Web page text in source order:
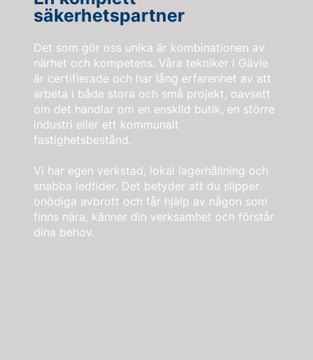
säkerhetspartner
Det som gör oss unika är kombinationen av
närhet och kompetens. Våra tekniker i Gävle
är certifierade och har lång erfarenhet av att
arbeta i både stora och små projekt, oavsett
om det handlar om en enskild butik, en större
industri eller ett kommunalt
fastighetsbestånd.
Vi har egen verkstad, lokal lagerhållning och
snabba ledtider. Det betyder att du slipper
onödiga avbrott och får hjälp av någon som
finns nära, känner din verksamhet och förstår
dina behov.